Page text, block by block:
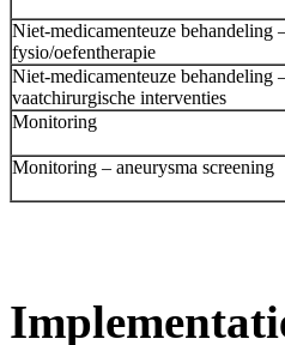
Niet-medicamenteuze behandeling
fysio/oefentherapie
Niet-medicamenteuze behandeling
vaatchirurgische interventies
Monitoring
Monitoring – aneurysma screening